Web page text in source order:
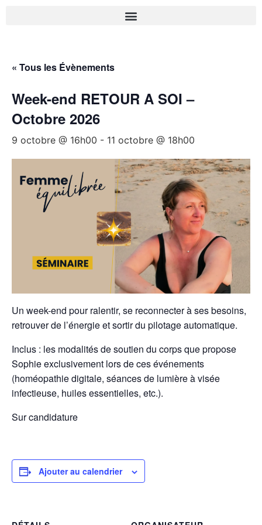
« Tous les Évènements
Week-end RETOUR A SOI –
Octobre 2026
9 octobre @ 16h00 - 11 octobre @ 18h00
Un week-end pour ralentir, se reconnecter à ses besoins,
retrouver de l’énergie et sortir du pilotage automatique.
Inclus : les modalités de soutien du corps que propose
Sophie exclusivement lors de ces événements
(homéopathie digitale, séances de lumière à visée
infectieuse, huiles essentielles, etc.).
Sur candidature
Ajouter au calendrier